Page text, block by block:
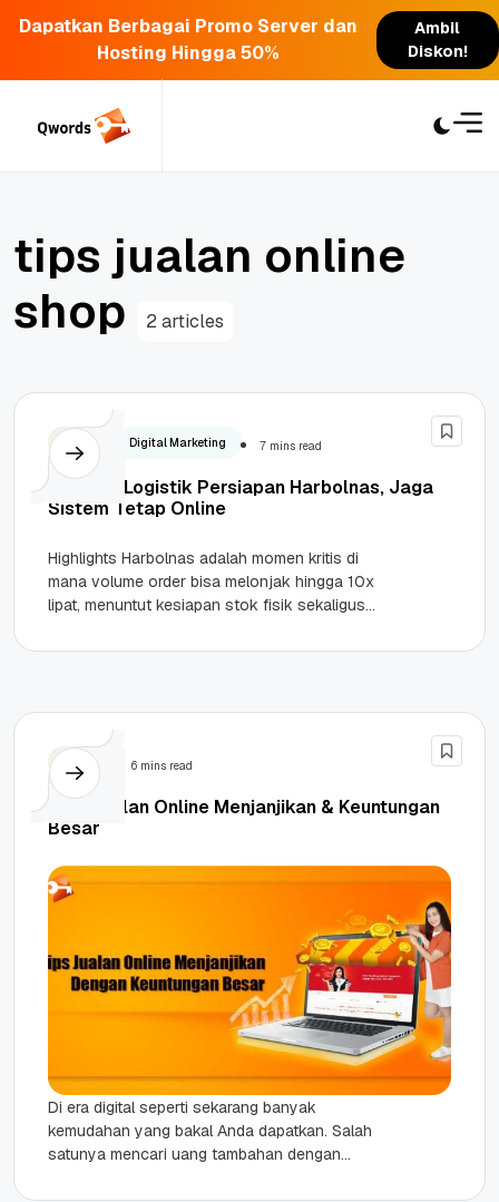
Dapatkan Berbagai Promo Server dan
Hosting Hingga 50%
Ambil
Diskon!
tips jualan online
shop 2 articles
Bisnis Digital Marketing 7 mins read
Strategi Logistik Persiapan Harbolnas, Jaga
Sistem Tetap Online
Highlights Harbolnas adalah momen kritis di
mana volume order bisa melonjak hingga 10x
lipat, menuntut kesiapan stok fisik sekaligus
Bisnis 6 mins read
Tips Jualan Online Menjanjikan & Keuntungan
Besar
Di era digital seperti sekarang banyak
kemudahan yang bakal Anda dapatkan. Salah
satunya mencari uang tambahan dengan